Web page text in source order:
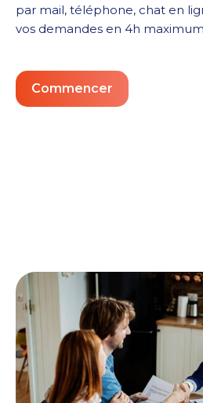
par mail, téléphone, chat en
vos demandes en 4h
Commencer